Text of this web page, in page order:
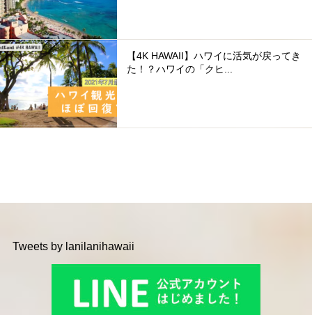
【4K HAWAII】ハワイに活気が戻ってき
た！？ハワイの「クヒ...
Tweets by lanilanihawaii